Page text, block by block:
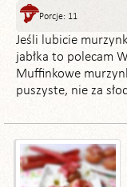
Porcje: 11
Jeśli lubicie
jabłka to polecam
Muffinkowe
puszyste, nie za